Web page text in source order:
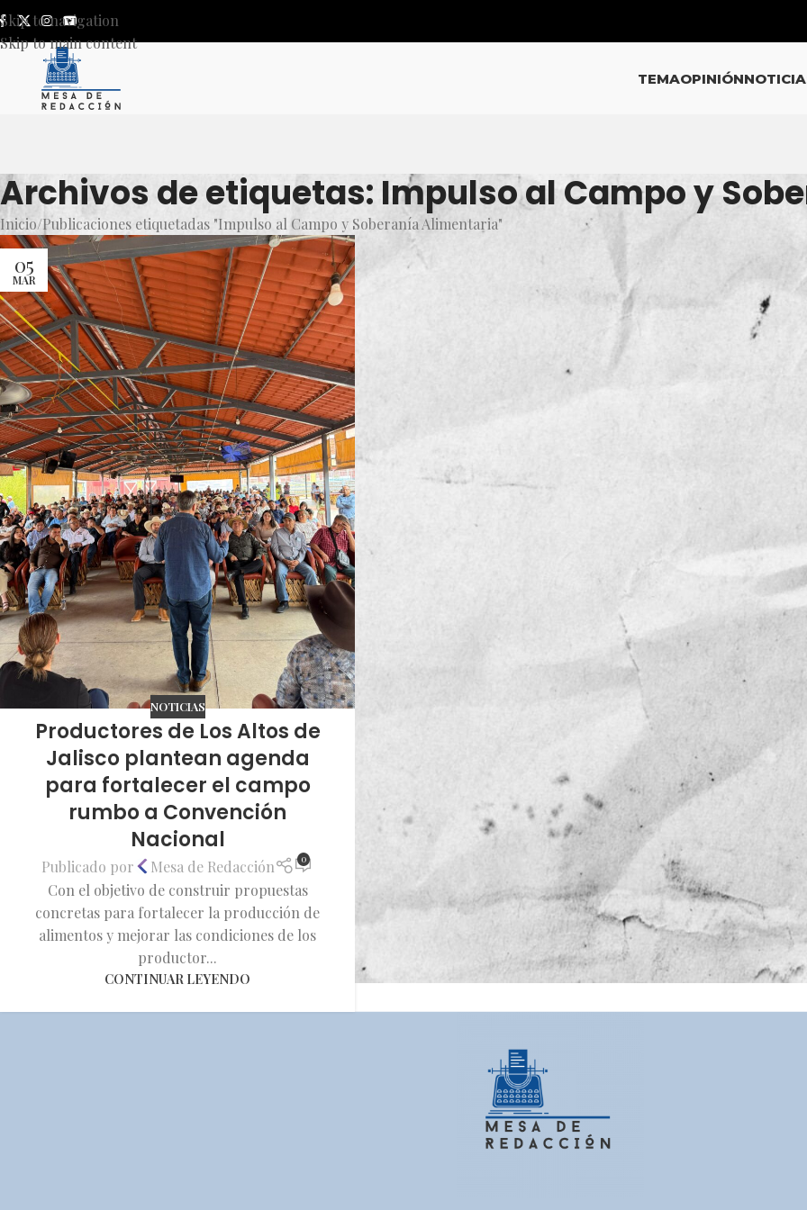
Skip to navigation
Skip to main content
TEMAOPINIÓN
Archivos de etiquetas: Impulso al Campo y
Inicio Publicaciones etiquetadas "Impulso al Campo y Soberanía Alimentaria"
05
MAR
NOTICIAS
Productores de Los Altos de
Jalisco plantean agenda
para fortalecer el campo
rumbo a Convención
Nacional
Publicado por Mesa de Redacción 0
Con el objetivo de construir propuestas
concretas para fortalecer la producción de
alimentos y mejorar las condiciones de los
productor...
CONTINUAR LEYENDO